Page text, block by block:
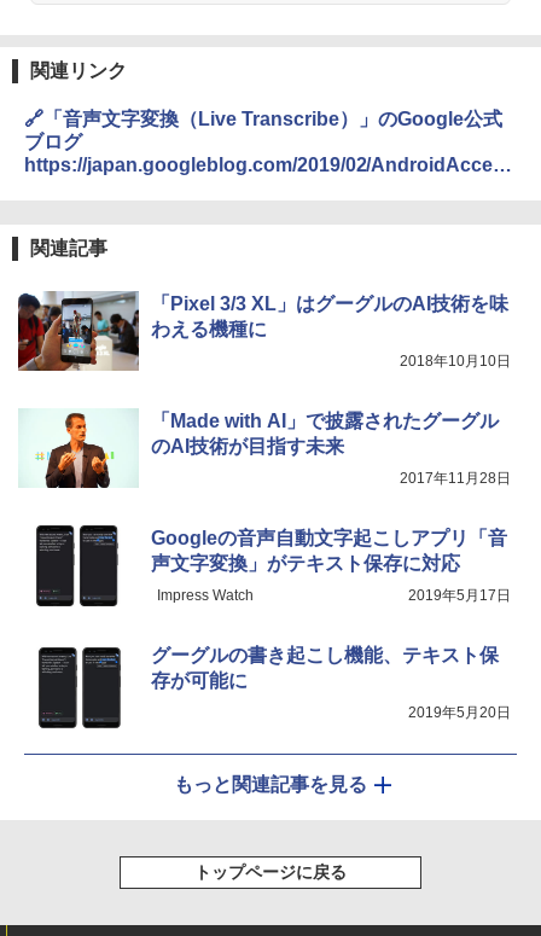
関連リンク
🔗「音声文字変換（Live Transcribe）」のGoogle公式
ブログ
https://japan.googleblog.com/2019/02/AndroidAccess
関連記事
「Pixel 3/3 XL」はグーグルのAI技術を味
わえる機種に
2018年10月10日
「Made with AI」で披露されたグーグル
のAI技術が目指す未来
2017年11月28日
Googleの音声自動文字起こしアプリ「音
声文字変換」がテキスト保存に対応
Impress Watch 2019年5月17日
グーグルの書き起こし機能、テキスト保
存が可能に
2019年5月20日
もっと関連記事を見る
トップページに戻る